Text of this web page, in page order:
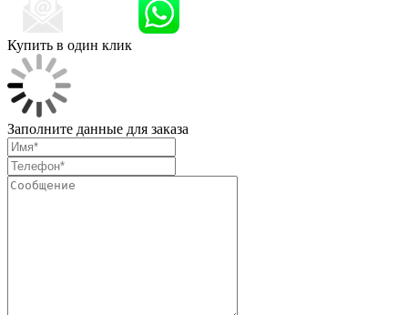
Купить в один клик
Заполните данные для заказа